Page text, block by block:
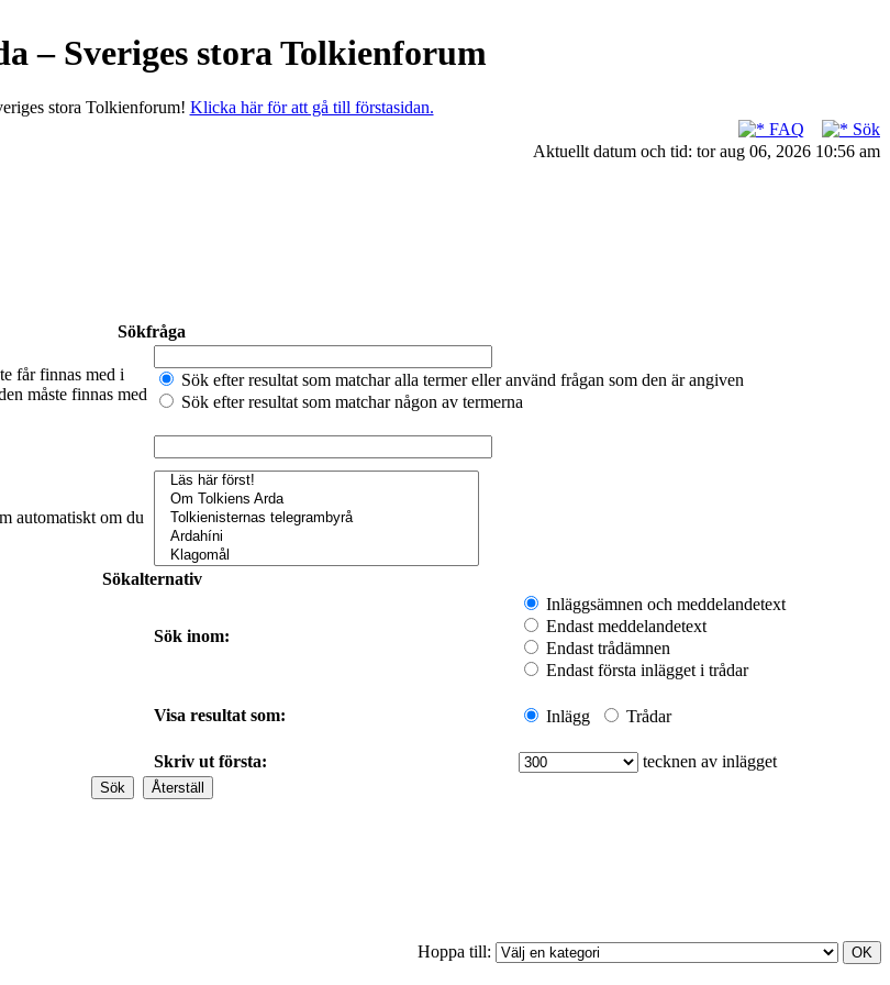
– Sveriges stora Tolkienforum
stora Tolkienforum! Klicka här för att gå till förstasidan.
FAQ
Sök
Aktuellt datum och tid: tor aug 06, 2026 10:56 am
Sökfråga
får finnas med i
måste finnas med
Sök efter resultat som matchar alla termer eller använd frågan som den är angiven
Sök efter resultat som matchar någon av termerna
automatiskt om du
Sökalternativ
Sök inom:
Inläggsämnen och meddelandetext
Endast meddelandetext
Endast trådämnen
Endast första inlägget i trådar
Visa resultat som: Inlägg Trådar
Skriv ut första: tecknen av inlägget
Hoppa till: